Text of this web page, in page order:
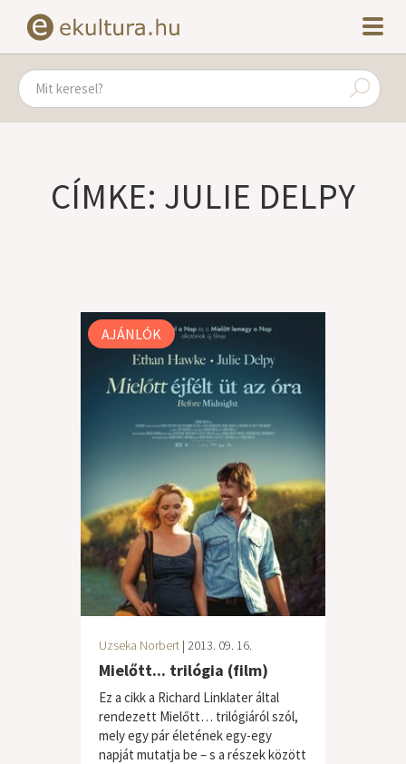
CÍMKE: JULIE DELPY
AJÁNLÓK
Uzseka Norbert | 2013. 09. 16.
Mielőtt... trilógia (film)
Ez a cikk a Richard Linklater által
rendezett Mielőtt… trilógiáról szól,
mely egy pár életének egy-egy
napját mutatja be – s a részek között